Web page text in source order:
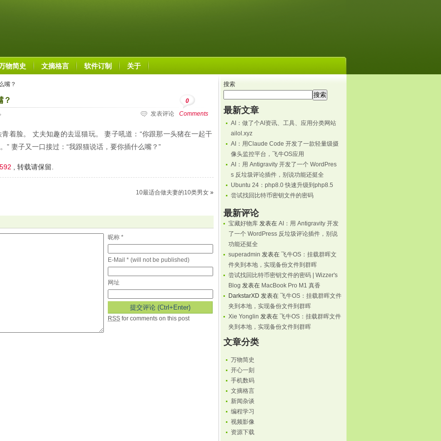
物简史 文摘格言 软件订制 关于
嘴？
？
0
Comments
发表评论
着脸。 丈夫知趣的去逗猫玩。 妻子吼道：“你跟那一头猪在一起干
” 妻子又一口接过：“我跟猫说话，要你插什么嘴？”
, 转载请保留.
10最适合做夫妻的10类男女 »
昵称 *
E-Mail * (will not be published)
网址
RSS for comments on this post
搜索
搜索
最新文章
AI：做了个AI资讯、工具、应用分类网站
ailol.xyz
AI：用Claude Code 开发了一款轻量级摄
像头监控平台，飞牛OS应用
AI：用 Antigravity 开发了一个 WordPres
s 反垃圾评论插件，别说功能还挺全
Ubuntu 24：php8.0 快速升级到php8.5
尝试找回比特币密钥文件的密码
最新评论
宝藏好物库 发表在 AI：用 Antigravity 开发
了一个 WordPress 反垃圾评论插件，别说
功能还挺全
superadmin 发表在 飞牛OS：挂载群晖文
件夹到本地，实现备份文件到群晖
尝试找回比特币密钥文件的密码 | Wizzer's
Blog 发表在 MacBook Pro M1 真香
DarkstarXD 发表在 飞牛OS：挂载群晖文件
夹到本地，实现备份文件到群晖
Xie Yonglin 发表在 飞牛OS：挂载群晖文件
夹到本地，实现备份文件到群晖
文章分类
万物简史
开心一刻
手机数码
文摘格言
新闻杂谈
编程学习
视频影像
资源下载